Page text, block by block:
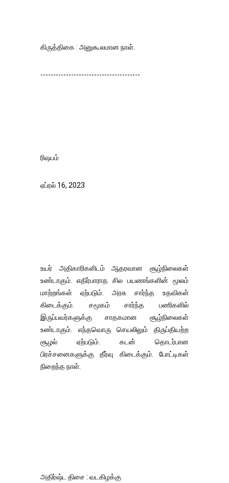
கிருத்திகை : அனுகூலமான நாள்.
---------------------------------------
ரிஷபம்
ஏப்ரல் 16, 2023
உயர் அதிகாரிகளிடம் ஆதரவான சூழ்நிலைகள்
உண்டாகும். எதிர்பாராத சில பயணங்களின் மூலம்
மாற்றங்கள் ஏற்படும். அரசு சார்ந்த உதவிகள்
கிடைக்கும். சமூகம் சார்ந்த பணிகளில்
இருப்பவர்களுக்கு சாதகமான சூழ்நிலைகள்
உண்டாகும். எந்தவொரு செயலிலும் திருப்தியற்ற
சூழல் ஏற்படும். கடன் தொடர்பான
பிரச்சனைகளுக்கு தீர்வு கிடைக்கும். போட்டிகள்
நிறைந்த நாள்.
அதிர்ஷ்ட திசை : வடகிழக்கு